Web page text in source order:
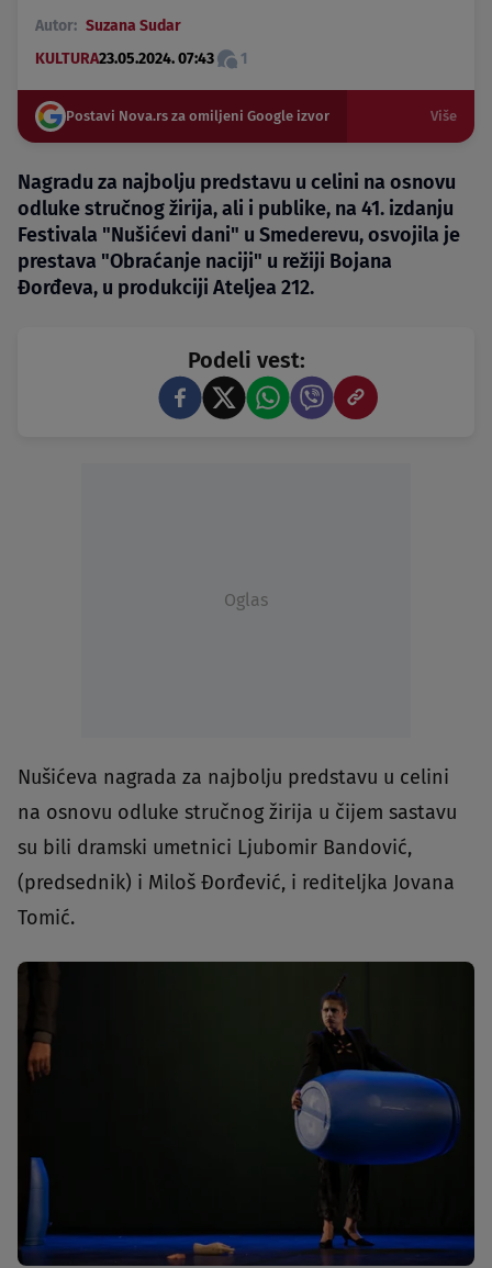
Autor: Suzana Sudar
KULTURA23.05.2024. 07:43 1
Postavi Nova.rs za omiljeni Google izvor Više
Nagradu za najbolju predstavu u celini na osnovu
odluke stručnog žirija, ali i publike, na 41. izdanju
Festivala "Nušićevi dani" u Smederevu, osvojila je
prestava "Obraćanje naciji" u režiji Bojana
Đorđeva, u produkciji Ateljea 212.
Podeli vest:
Oglas
Nušićeva nagrada za najbolju predstavu u celini
na osnovu odluke stručnog žirija u čijem sastavu
su bili dramski umetnici Ljubomir Bandović,
(predsednik) i Miloš Đorđević, i rediteljka Jovana
Tomić.